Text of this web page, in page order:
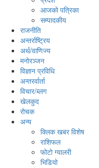
आजको पत्रिका
सम्पादकीय
राजनीति
अन्तर्राष्ट्रिय
अर्थ/वाणिज्य
मनाेरञ्जन
विज्ञान प्रविधि
अन्तरर्वार्ता
विचार/ब्लग
खेलकुद
रोचक
अन्य
क्लिक खबर विशेष
राशिफल
फोटो ग्यालरी
भिडियो